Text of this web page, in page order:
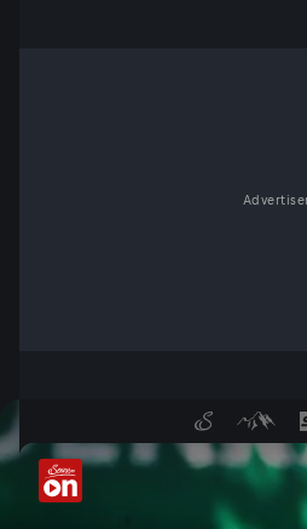
Norisring: